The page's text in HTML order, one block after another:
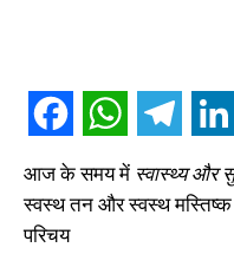
आज के समय में स्वास्थ्य और
स्वस्थ तन और स्वस्थ मस्तिष्क
परिचय